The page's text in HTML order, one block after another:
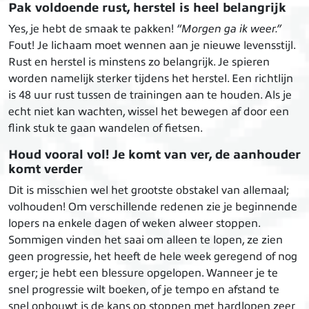
Pak voldoende rust, herstel is heel belangrijk
Yes, je hebt de smaak te pakken! “Morgen ga ik weer.”
Fout! Je lichaam moet wennen aan je nieuwe levensstijl.
Rust en herstel is minstens zo belangrijk. Je spieren
worden namelijk sterker tijdens het herstel. Een richtlijn
is 48 uur rust tussen de trainingen aan te houden. Als je
echt niet kan wachten, wissel het bewegen af door een
flink stuk te gaan wandelen of fietsen.
Houd vooral vol! Je komt van ver, de aanhouder
komt verder
Dit is misschien wel het grootste obstakel van allemaal;
volhouden! Om verschillende redenen zie je beginnende
lopers na enkele dagen of weken alweer stoppen.
Sommigen vinden het saai om alleen te lopen, ze zien
geen progressie, het heeft de hele week geregend of nog
erger; je hebt een blessure opgelopen. Wanneer je te
snel progressie wilt boeken, of je tempo en afstand te
snel opbouwt is de kans op stoppen met hardlopen zeer